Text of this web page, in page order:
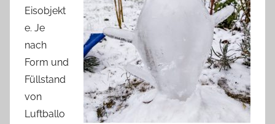
Eisobjekt
e. Je
nach
Form und
Füllstand
von
Luftballo